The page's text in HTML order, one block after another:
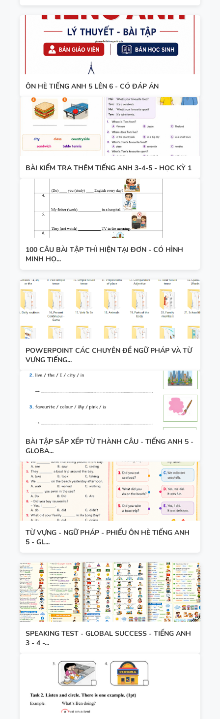
ÔN HÈ TIẾNG ANH 5 LÊN 6 - CÓ ĐÁP ÁN
BÀI KIỂM TRA THÊM TIẾNG ANH 3-4-5 - HỌC KỲ 1
100 CÂU BÀI TẬP THÌ HIỆN TẠI ĐƠN - CÓ HÌNH
MINH HỌ...
POWERPOINT CÁC CHUYÊN ĐỀ NGỮ PHÁP VÀ TỪ
VỰNG TIẾNG...
BÀI TẬP SẮP XẾP TỪ THÀNH CÂU - TIẾNG ANH 5 -
GLOBA...
TỪ VỰNG - NGỮ PHÁP - PHIẾU ÔN HÈ TIẾNG ANH
5 - GL...
SPEAKING TEST - GLOBAL SUCCESS - TIẾNG ANH
3 - 4 -...